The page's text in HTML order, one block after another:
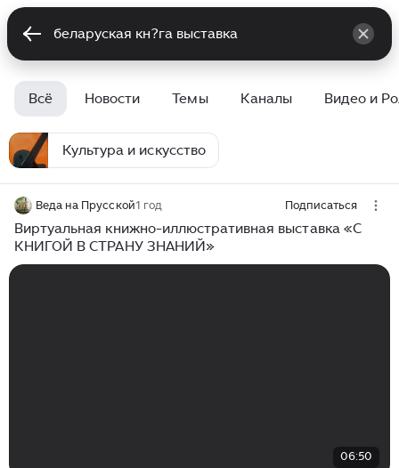
Всё Новости Темы Каналы Видео и
Культура и искусство
Веда на Прусской1 год Подписаться
Виртуальная книжно-иллюстративная выставка «С
КНИГОЙ В СТРАНУ ЗНАНИЙ»
06:50